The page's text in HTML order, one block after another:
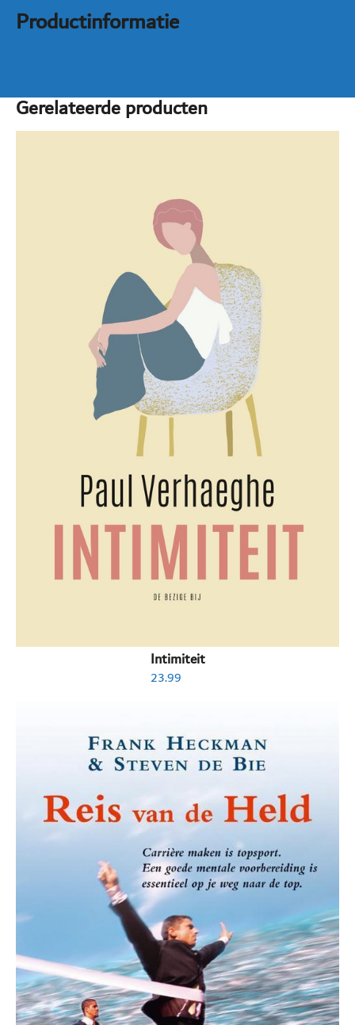
Productinformatie
Gerelateerde producten
Intimiteit
23.99